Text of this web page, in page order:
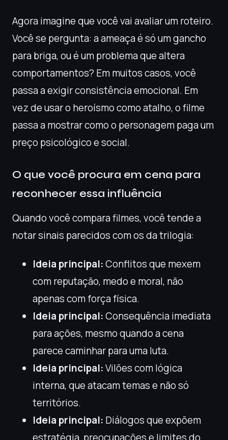
Agora imagine que você vai avaliar um roteiro.
Você se pergunta: a ameaça é só um gancho
para briga, ou é um problema que altera
comportamentos? Em muitos casos, você
passa a exigir consistência emocional. Em
vez de usar o heroísmo como atalho, o filme
passa a mostrar como o personagem paga um
preço psicológico e social.
O que você procura em cena para
reconhecer essa influência
Quando você compara filmes, você tende a
notar sinais parecidos com os da trilogia:
Ideia principal:Conflitos que mexem
com reputação, medo e moral, não
apenas com força física.
Ideia principal:Consequência imediata
para ações, mesmo quando a cena
parece caminhar para uma luta.
Ideia principal:Vilões com lógica
interna, que atacam temas e não só
territórios.
Ideia principal: Diálogos que expõem